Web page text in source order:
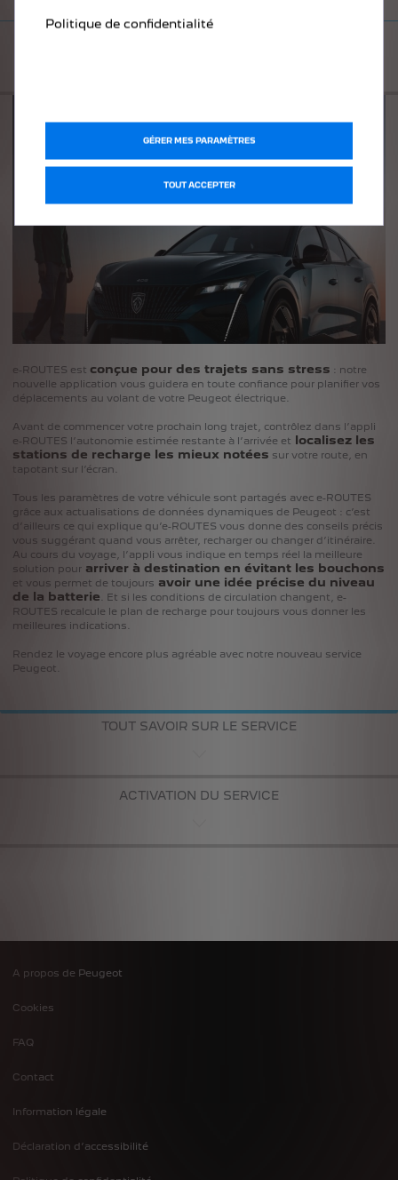
e-ROUTES est conçue pour des trajets sans stress : notre
nouvelle application vous guidera en toute confiance pour planifier vos
déplacements au volant de votre Peugeot électrique.
Avant de commencer votre prochain long trajet, contrôlez dans l’appli
e-ROUTES l’autonomie estimée restante à l’arrivée et localisez les
stations de recharge les mieux notées sur votre route, en
tapotant sur l’écran.
Tous les paramètres de votre véhicule sont partagés avec e-ROUTES
grâce aux actualisations de données dynamiques de Peugeot : c’est
d’ailleurs ce qui explique qu’e-ROUTES vous donne des conseils précis
vous suggérant quand vous arrêter, recharger ou changer d’itinéraire.
Au cours du voyage, l’appli vous indique en temps réel la meilleure
solution pour arriver à destination en évitant les bouchons
et vous permet de toujours avoir une idée précise du niveau
de la batterie . Et si les conditions de circulation changent, e-
ROUTES recalcule le plan de recharge pour toujours vous donner les
meilleures indications.
Rendez le voyage encore plus agréable avec notre nouveau service
Peugeot.
TOUT SAVOIR SUR LE SERVICE
ACTIVATION DU SERVICE
Footer
menu
A propos de Peugeot
Cookies
FAQ
Contact
Information légale
Déclaration d’accessibilité
Politique de confidentialité
GÉRER MES PARAMÈTRES
TOUT ACCEPTER